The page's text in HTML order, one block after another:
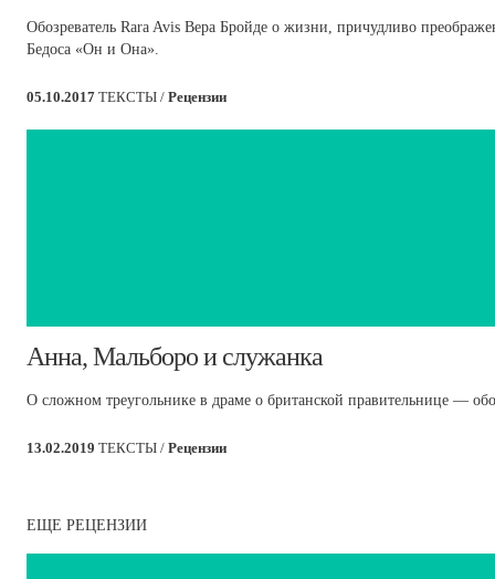
Обозреватель Rara Avis Вера Бройде о жизни, причудливо
Бедоса «Он и Она».
05.10.2017 ТЕКСТЫ / Рецензии
​Анна, Мальборо и служанка
О сложном треугольнике в драме о британской правительнице —
13.02.2019 ТЕКСТЫ / Рецензии
ЕЩЕ РЕЦЕНЗИИ